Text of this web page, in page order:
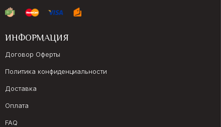
ИНФОРМАЦИЯ
Договор Оферты
Политика конфиденциальности
Доставка
Оплата
FAQ